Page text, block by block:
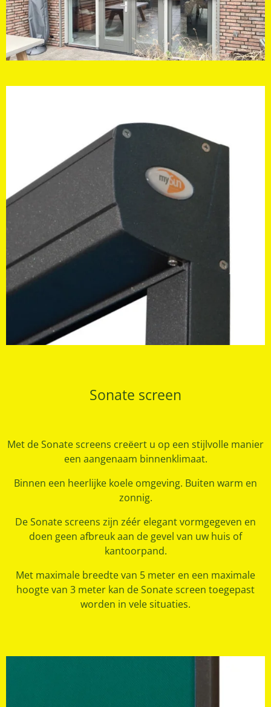
Sonate screen
Met de Sonate screens creëert u op een stijlvolle manier
een aangenaam binnenklimaat.
Binnen een heerlijke koele omgeving. Buiten warm en
zonnig.
De Sonate screens zijn zéér elegant vormgegeven en
doen geen afbreuk aan de gevel van uw huis of
kantoorpand.
Met maximale breedte van 5 meter en een maximale
hoogte van 3 meter kan de Sonate screen toegepast
worden in vele situaties.